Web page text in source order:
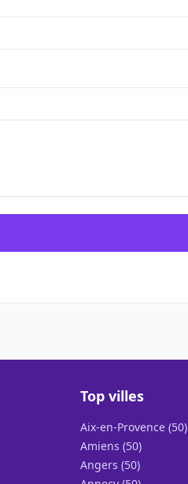
Top villes
Aix-en-Provence (50)
Amiens (50)
Angers (50)